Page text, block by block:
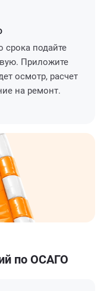
срока подайте
Приложите
осмотр, расчет
на ремонт.
по ОСАГО